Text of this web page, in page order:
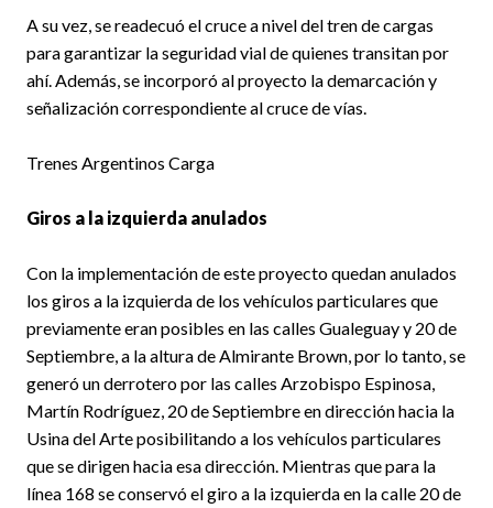
A su vez, se readecuó el cruce a nivel del tren de cargas
para garantizar la seguridad vial de quienes transitan por
ahí. Además, se incorporó al proyecto la demarcación y
señalización correspondiente al cruce de vías.
Trenes Argentinos Carga
Giros a la izquierda anulados
Con la implementación de este proyecto quedan anulados
los giros a la izquierda de los vehículos particulares que
previamente eran posibles en las calles Gualeguay y 20 de
Septiembre, a la altura de Almirante Brown, por lo tanto, se
generó un derrotero por las calles Arzobispo Espinosa,
Martín Rodríguez, 20 de Septiembre en dirección hacia la
Usina del Arte posibilitando a los vehículos particulares
que se dirigen hacia esa dirección. Mientras que para la
línea 168 se conservó el giro a la izquierda en la calle 20 de